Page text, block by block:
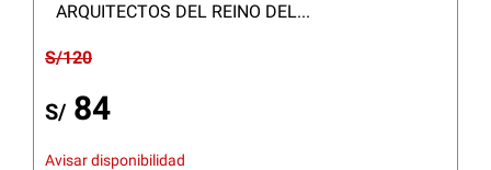
ARQUITECTOS DEL REINO DEL...
S/120
S/ 84
Avisar disponibilidad